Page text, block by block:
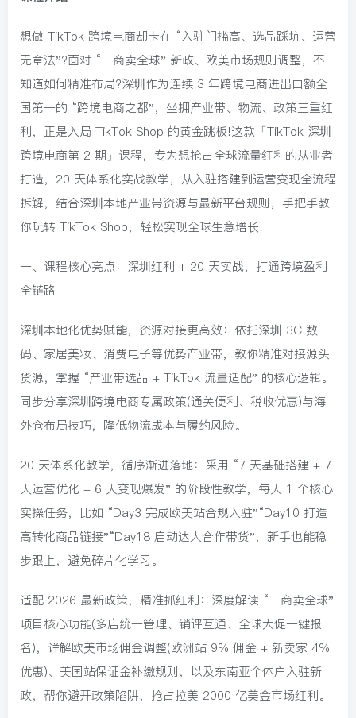
想做 TikTok 跨境电商却卡在 “入驻门槛高、选品踩坑、运营
无章法”?面对 “一商卖全球” 新政、欧美市场规则调整，不
知道如何精准布局?深圳作为连续 3 年跨境电商进出口额全
国第一的 “跨境电商之都”，坐拥产业带、物流、政策三重红
利，正是入局 TikTok Shop 的黄金跳板!这款「TikTok 深圳
跨境电商第 2 期」课程，专为想抢占全球流量红利的从业者
打造，20 天体系化实战教学，从入驻搭建到运营变现全流程
拆解，结合深圳本地产业带资源与最新平台规则，手把手教
你玩转 TikTok Shop，轻松实现全球生意增长!
一、课程核心亮点：深圳红利 + 20 天实战，打通跨境盈利
全链路
深圳本地化优势赋能，资源对接更高效：依托深圳 3C 数
码、家居美妆、消费电子等优势产业带，教你精准对接源头
货源，掌握 “产业带选品 + TikTok 流量适配” 的核心逻辑。
同步分享深圳跨境电商专属政策(通关便利、税收优惠)与海
外仓布局技巧，降低物流成本与履约风险。
20 天体系化教学，循序渐进落地：采用 “7 天基础搭建 + 7
天运营优化 + 6 天变现爆发” 的阶段性教学，每天 1 个核心
实操任务，比如 “Day3 完成欧美站合规入驻”“Day10 打造
高转化商品链接”“Day18 启动达人合作带货”，新手也能稳
步跟上，避免碎片化学习。
适配 2026 最新政策，精准抓红利：深度解读 “一商卖全球”
项目核心功能(多店统一管理、销评互通、全球大促一键报
名)，详解欧美市场佣金调整(欧洲站 9% 佣金 + 新卖家 4%
优惠)、美国站保证金补缴规则，以及东南亚个体户入驻新
政，帮你避开政策陷阱，抢占拉美 2000 亿美金市场红利。